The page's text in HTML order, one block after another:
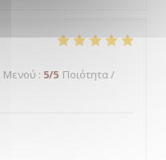
Μενού : 5/5 Ποιότητα /